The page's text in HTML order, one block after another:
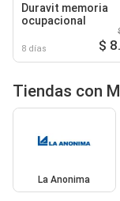
Duravit memoria
ocupacional
8 días $
Tiendas con
La Anonima